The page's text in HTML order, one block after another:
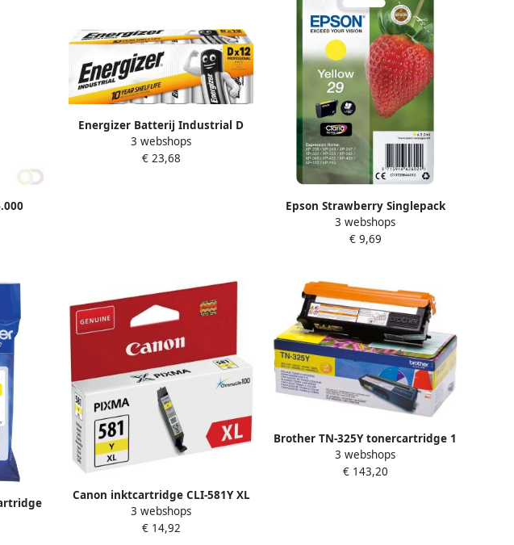
Energizer Batterij Industrial D
alkaline doos Ã 12 stuks
3 webshops
€ 23,68
Epson Strawberry Singlepack
Yellow 29 Claria Home Ink
(C13T29844012)
3 webshops
€ 9,69
Canon inktcartridge CLI-581Y XL
199 foto&apos;s OEM 2051C001
geel
3 webshops
€ 14,92
Brother TN-325Y tonercartridge 1
stuk(s) Origineel Geel (TN-325Y)
3 webshops
€ 143,20